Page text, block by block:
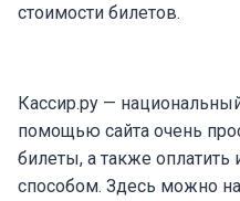
стоимости билетов.
Кассир.ру —
помощью сайта очень
билеты, а также
способом. Здесь можно